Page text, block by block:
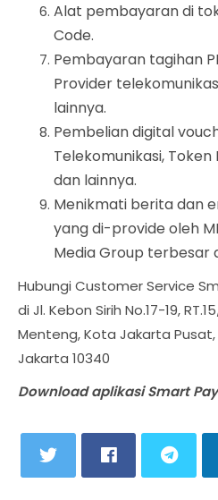
Alat pembayaran di
Code.
Pembayaran tagihan
Provider
lainnya.
Pembelian digital
Telekomunikasi, Token
dan lainnya.
Menikmati berita dan
yang di-provide oleh
Media Group terbesar
Hubungi Customer Service
di Jl. Kebon Sirih No.17-19,
Menteng, Kota Jakarta
Jakarta 10340
Download aplikasi Smart